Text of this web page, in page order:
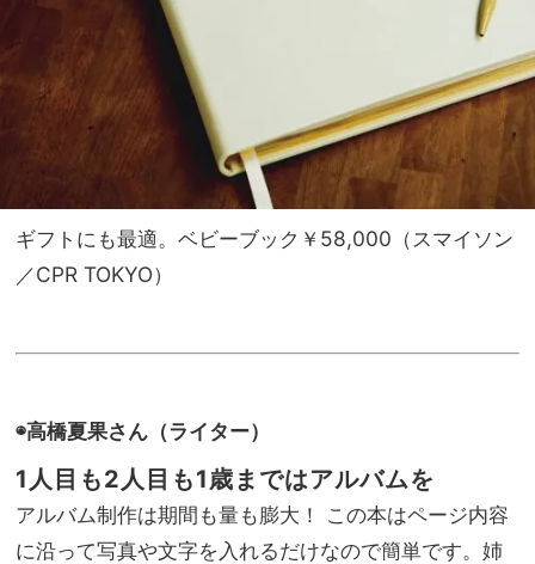
ギフトにも最適。ベビーブック￥58,000（スマイソン
／CPR TOKYO）
◉高橋夏果さん（ライター）
1人目も2人目も1歳まではアルバムを
アルバム制作は期間も量も膨大！ この本はページ内容
に沿って写真や文字を入れるだけなので簡単です。姉